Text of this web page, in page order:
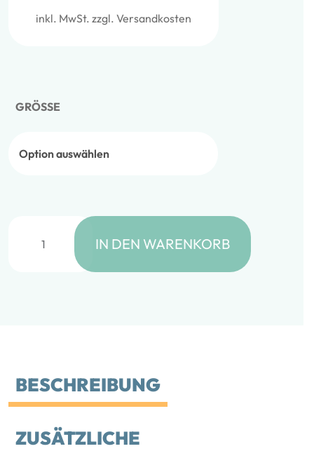
inkl. MwSt. zzgl. Versandkosten
GRÖSSE
Sticker – Patch it! – ICH TUE ALLES FÜR KEKSE Menge
IN DEN WARENKORB
BESCHREIBUNG
ZUSÄTZLICHE